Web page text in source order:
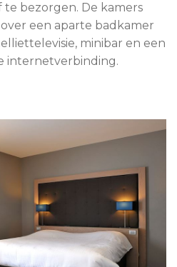
bezorgen. De kamers
een aparte badkamer
minibar en een
internetverbinding.